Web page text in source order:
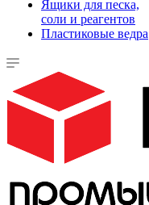
Ящики для песка,
соли и реагентов
Пластиковые ведра